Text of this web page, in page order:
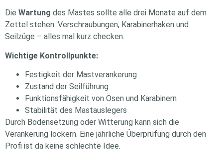
Die Wartung des Mastes sollte alle drei Monate auf dem
Zettel stehen. Verschraubungen, Karabinerhaken und
Seilzüge – alles mal kurz checken.
Wichtige Kontrollpunkte:
Festigkeit der Mastverankerung
Zustand der Seilführung
Funktionsfähigkeit von Ösen und Karabinern
Stabilität des Mastauslegers
Durch Bodensetzung oder Witterung kann sich die
Verankerung lockern. Eine jährliche Überprüfung durch den
Profi ist da keine schlechte Idee.